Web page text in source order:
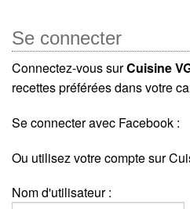
Se connecter
Connectez-vous surCuisine
recettes préférées dans votre
Se connecter avec Facebook :
Ou utilisez votre compte sur
Nom d'utilisateur :